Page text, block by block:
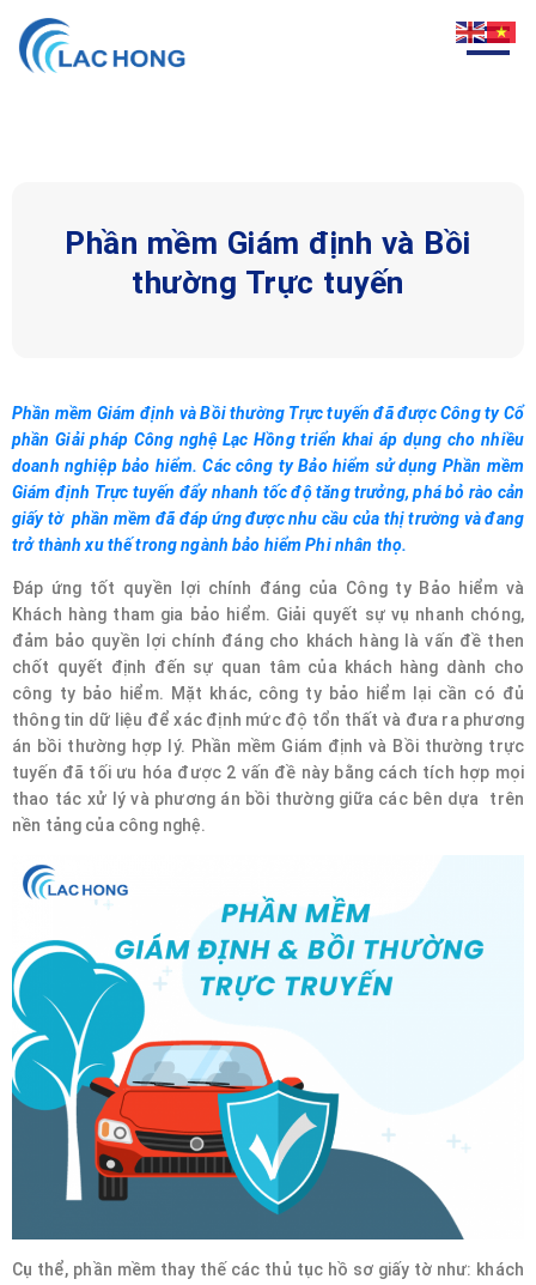
Phần mềm Giám định và Bồi
thường Trực tuyến
Phần mềm Giám định và Bồi thường Trực tuyến đã được Công ty Cổ
phần Giải pháp Công nghệ Lạc Hồng triển khai áp dụng cho nhiều
doanh nghiệp bảo hiểm. Các công ty Bảo hiểm sử dụng Phần mềm
Giám định Trực tuyến đẩy nhanh tốc độ tăng trưởng, phá bỏ rào cản
giấy tờ phần mềm đã đáp ứng được nhu cầu của thị trường và đang
trở thành xu thế trong ngành bảo hiểm Phi nhân thọ.
Đáp ứng tốt quyền lợi chính đáng của Công ty Bảo hiểm và
Khách hàng tham gia bảo hiểm. Giải quyết sự vụ nhanh chóng,
đảm bảo quyền lợi chính đáng cho khách hàng là vấn đề then
chốt quyết định đến sự quan tâm của khách hàng dành cho
công ty bảo hiểm. Mặt khác, công ty bảo hiểm lại cần có đủ
thông tin dữ liệu để xác định mức độ tổn thất và đưa ra phương
án bồi thường hợp lý. Phần mềm Giám định và Bồi thường trực
tuyến đã tối ưu hóa được 2 vấn đề này bằng cách tích hợp mọi
thao tác xử lý và phương án bồi thường giữa các bên dựa trên
nền tảng của công nghệ.
Cụ thể, phần mềm thay thế các thủ tục hồ sơ giấy tờ như: khách